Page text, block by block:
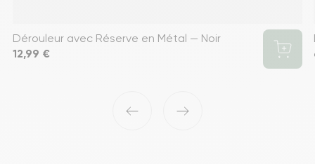
Dérouleur avec Réserve en Métal — Noir
Prix
12,99 €
‹ ›